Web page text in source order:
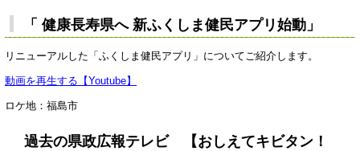
「 健康長寿県へ 新ふくしま健民アプリ始動」
リニューアルした「ふくしま健民アプリ」についてご紹介します。
動画を再生する【Youtube】
ロケ地：福島市
過去の県政広報テレビ 【おしえてキビタン！